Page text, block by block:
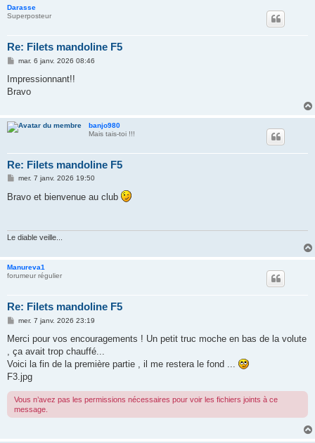
Darasse
Superposteur
Re: Filets mandoline F5
M
s
s
a
mar. 6 janv. 2026 08:46
Impressionnant!!
Bravo
banjo980
Mais tais-toi !!!
Re: Filets mandoline F5
M
s
s
mer. 7 janv. 2026 19:50
Bravo et bienvenue au club
Le diable veille...
Manureva1
forumeur régulier
Re: Filets mandoline F5
M
s
a
g
mer. 7 janv. 2026 23:19
Merci pour vos encouragements ! Un petit truc moche en bas de la volute
, ça avait trop chauffé...
Voici la fin de la première partie , il me restera le fond ...
F3.jpg
Vous n’avez pas les permissions nécessaires pour voir les fichiers joints à ce
message.